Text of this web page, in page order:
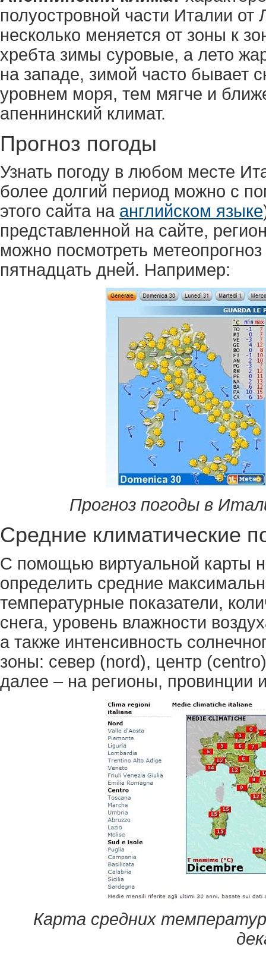
полуостровной части Италии
несколько меняется от зоны к
хребта зимы суровые, а лето
на западе, зимой часто бывает
уровнем моря, тем мягче и
апеннинский климат.
Прогноз погоды
Узнать погоду в любом месте
более долгий период можно с
этого сайта на английском языке
представленной на сайте,
можно посмотреть
пятнадцать дней. Например:
Прогноз погоды в
Средние климатические
С помощью виртуальной карты
определить средние
температурные показатели,
снега, уровень влажности
а также интенсивность
зоны: север (nord), центр
далее – на регионы, провинции
Карта средних